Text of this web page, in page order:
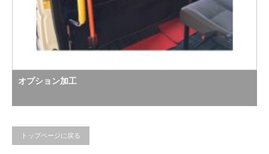
オプション加工
トップページに戻る